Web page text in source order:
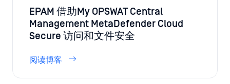
EPAM 借助My OPSWAT Central
Management MetaDefender Cloud
Secure 访问和文件安全
阅读博客